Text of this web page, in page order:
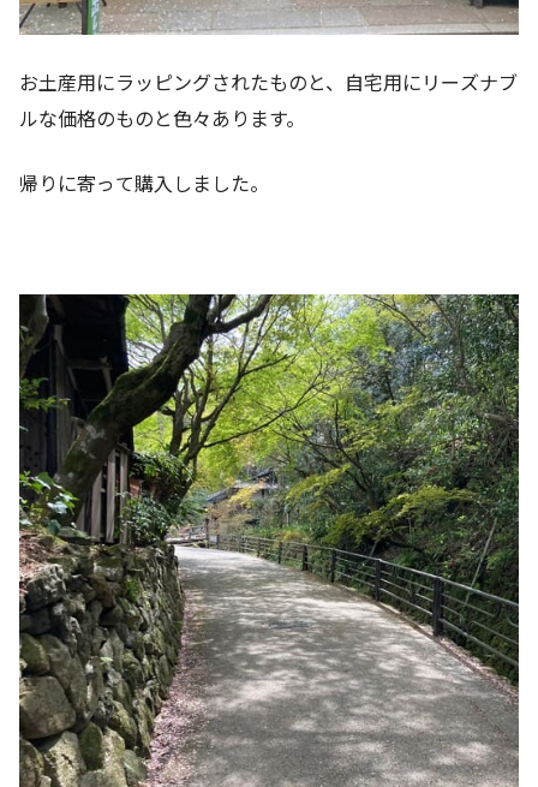
お土産用にラッピングされたものと、自宅用にリーズナブ
ルな価格のものと色々あります。
帰りに寄って購入しました。